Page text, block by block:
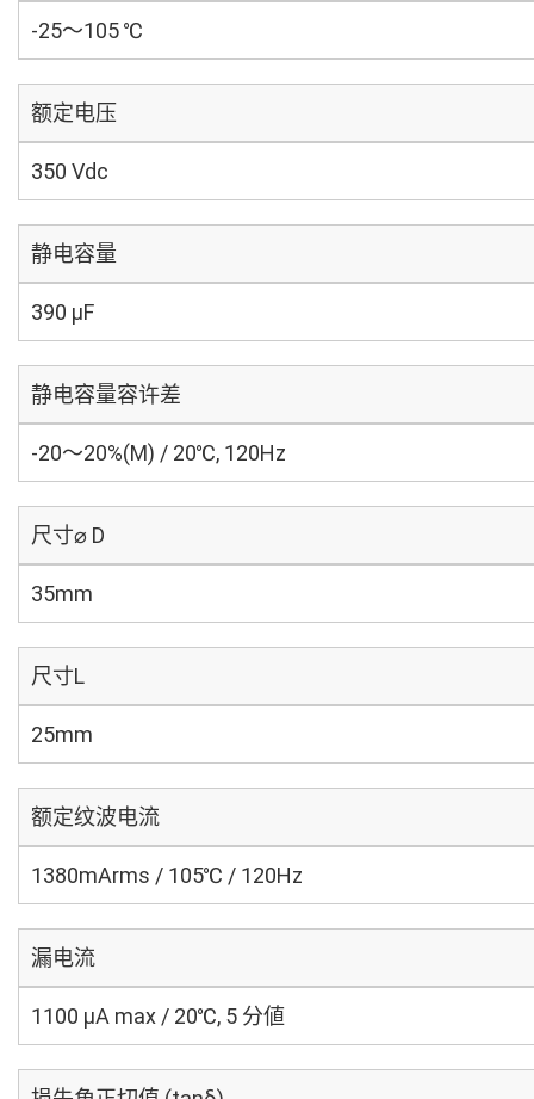
-25～105 ℃
额定电压
350 Vdc
静电容量
390 µF
静电容量容许差
-20～20%(M) / 20℃, 120Hz
尺寸⌀ D
35mm
尺寸L
25mm
额定纹波电流
1380mArms / 105℃ / 120Hz
漏电流
1100 μA max / 20℃, 5 分値